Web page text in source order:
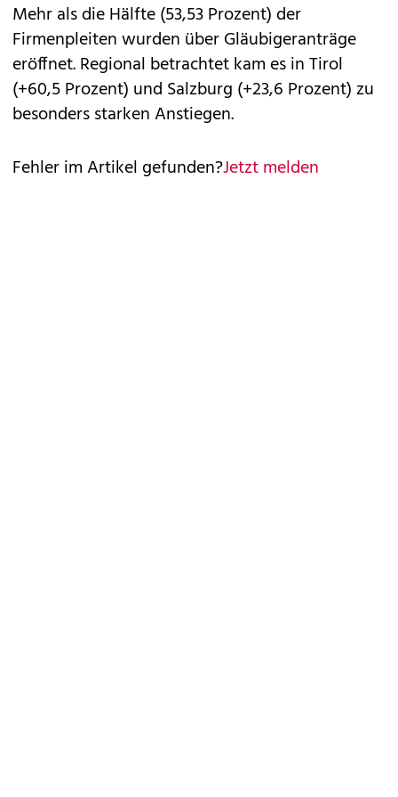
Mehr als die Hälfte (53,53 Prozent) der
Firmenpleiten wurden über Gläubigeranträge
eröffnet. Regional betrachtet kam es in Tirol
(+60,5 Prozent) und Salzburg (+23,6 Prozent) zu
besonders starken Anstiegen.
Fehler im Artikel gefunden?Jetzt melden